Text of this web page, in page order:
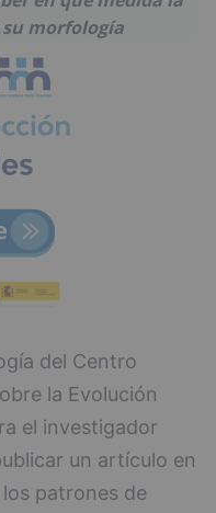
morfología
del Centro
la Evolución
el investigador
un artículo en
patrones de